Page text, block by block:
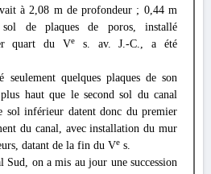
à 2,08 m de profondeur ; 0,44 m
de plaques de poros, installé
quart du Ve
s. av. J.-C., a été
seulement quelques plaques de son
haut que le second sol du canal
inférieur datent donc du premier
du canal, avec installation du mur
datant de la fin du Ve s.
on a mis au jour une succession